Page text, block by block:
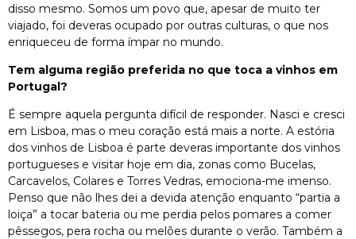
disso mesmo. Somos um povo que, apesar de muito ter
viajado, foi deveras ocupado por outras culturas, o que nos
enriqueceu de forma ímpar no mundo.
Tem alguma região preferida no que toca a vinhos em
Portugal?
É sempre aquela pergunta difícil de responder. Nasci e cresci
em Lisboa, mas o meu coração está mais a norte. A estória
dos vinhos de Lisboa é parte deveras importante dos vinhos
portugueses e visitar hoje em dia, zonas como Bucelas,
Carcavelos, Colares e Torres Vedras, emociona-me imenso.
Penso que não lhes dei a devida atenção enquanto “partia a
loiça” a tocar bateria ou me perdia pelos pomares a comer
pêssegos, pera rocha ou melões durante o verão. Também a